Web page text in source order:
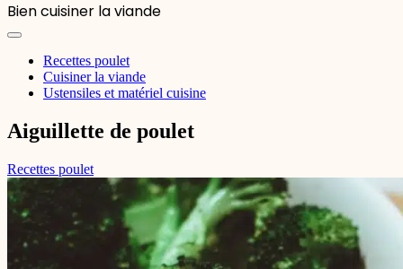
Bien cuisiner la viande
Recettes poulet
Cuisiner la viande
Ustensiles et matériel cuisine
Aiguillette de poulet
Recettes poulet